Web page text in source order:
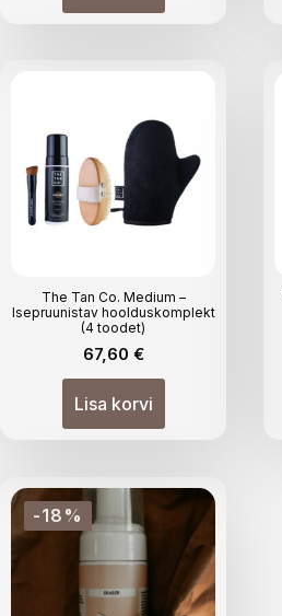
The Tan Co. Medium –
Isepruunistav hoolduskomplekt
(4 toodet)
67,60 €
Lisa korvi
-18%